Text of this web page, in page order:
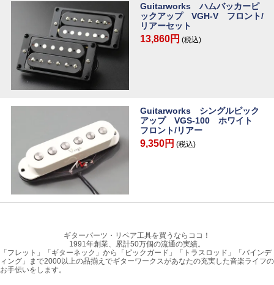
Guitarworks ハムバッカーピ
ックアップ VGH-V フロント/
リアーセット
13,860円 (税込)
Guitarworks シングルピック
アップ VGS-100 ホワイト
フロント/リアー
9,350円 (税込)
ギターパーツ・リペア工具を買うならココ！
1991年創業、累計50万個の流通の実績。
「フレット」「ギターネック」から「ピックガード」「トラスロッド」「バインデ
ィング」まで2000以上の品揃えでギターワークスがあなたの充実した音楽ライフの
お手伝いをします。